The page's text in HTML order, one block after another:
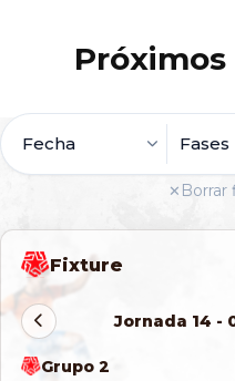
Posiciones
Noticias
Documentos
Jornada Fases
✕ Borrar
Fixture
Jornada 14 -
Grupo 2